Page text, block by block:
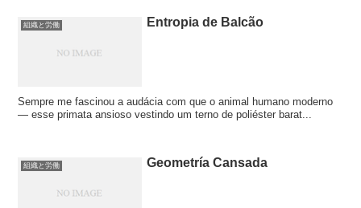
組織と労働 Entropia de Balcão
Sempre me fascinou a audácia com que o animal humano moderno
— esse primata ansioso vestindo um terno de poliéster barat...
組織と労働 Geometría Cansada